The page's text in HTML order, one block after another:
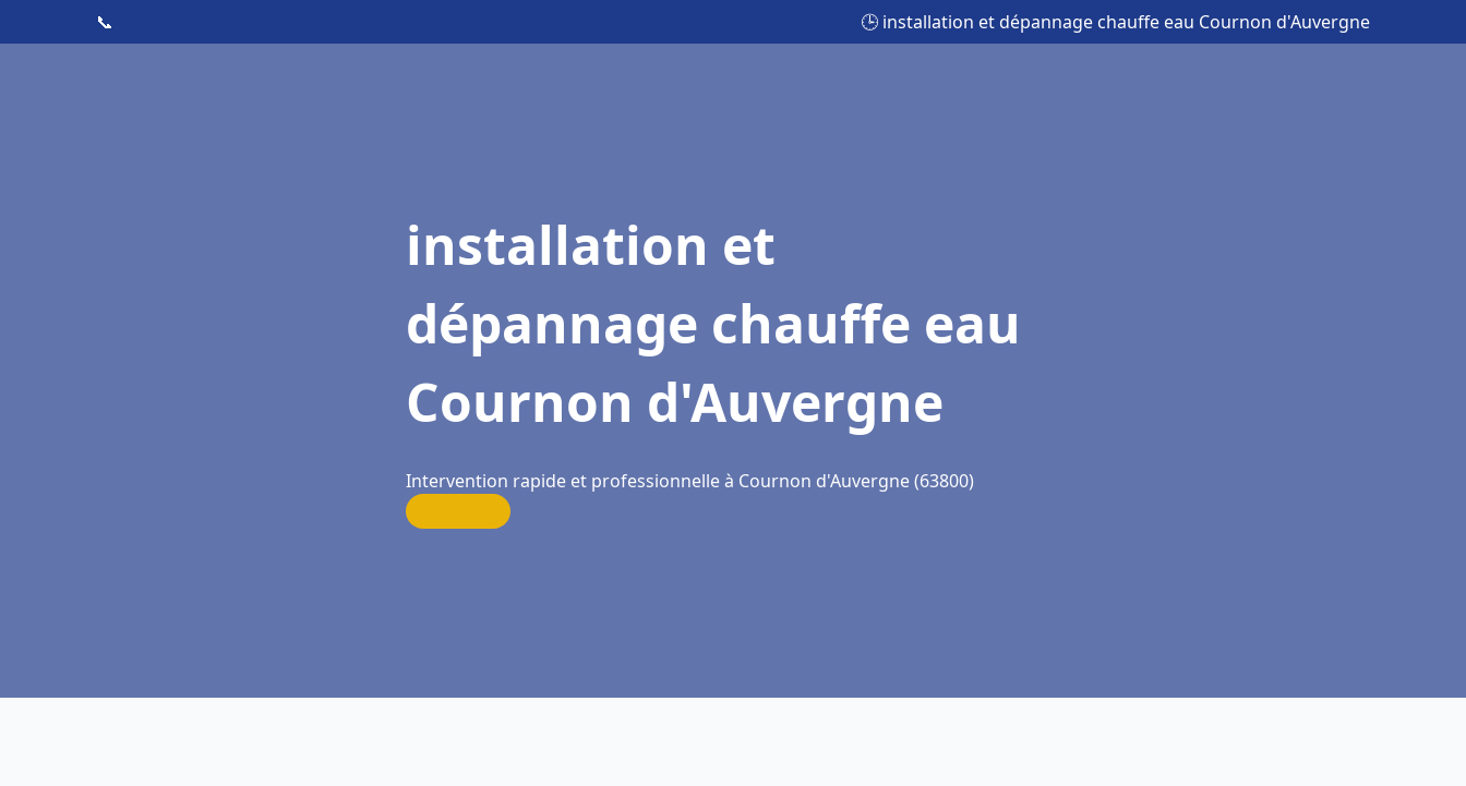
📞 🕒 installation et dépannage chauffe eau Cournon d'Auvergne
installation et
dépannage chauffe eau
Cournon d'Auvergne
Intervention rapide et professionnelle à Cournon d'Auvergne (63800)